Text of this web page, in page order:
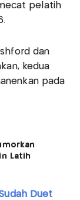
pelatih
dan
kedua
pada
Latih
Duet